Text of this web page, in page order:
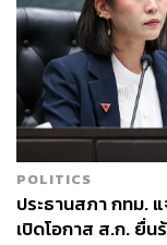
POLITICS
ประธานสภา กทม.
เปิดโอกาส ส.ก. ยื่น